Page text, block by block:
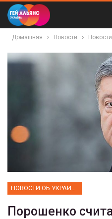
Домашняя Новости
Порошенко